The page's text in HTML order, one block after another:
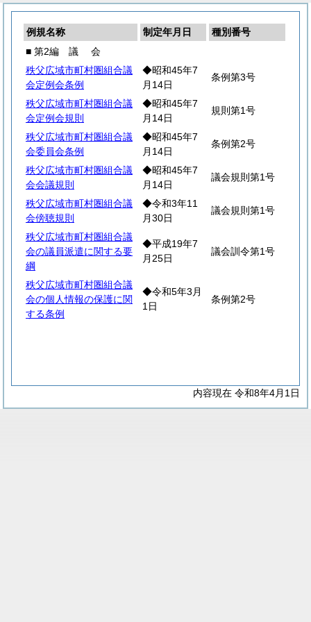
例規名称 制定年月日
種別番号
■ 第2編 議 会
秩父広域市町村圏組合議
会定例会条例
◆昭和45年7
月14日
条例第3号
秩父広域市町村圏組合議
会定例会規則
◆昭和45年7
月14日
規則第1号
秩父広域市町村圏組合議
会委員会条例
◆昭和45年7
月14日
条例第2号
秩父広域市町村圏組合議
会会議規則
◆昭和45年7
月14日
議会規則第1号
秩父広域市町村圏組合議
会傍聴規則
◆令和3年11
月30日
議会規則第1号
秩父広域市町村圏組合議
会の議員派遣に関する要
綱
◆平成19年7
月25日
議会訓令第1号
秩父広域市町村圏組合議
会の個人情報の保護に関
する条例
◆令和5年3月
1日
条例第2号
内容現在 令和8年4月1日